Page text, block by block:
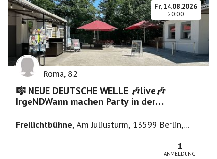
Fr, 14.08.2026
20:00
Roma, 82
🎼 NEUE DEUTSCHE WELLE 🎶live🎶
IrgeNDWann machen Party in der
Freilichtbühne, Am Juliusturm, 13599 Berlin,
1
ANMELDUNG